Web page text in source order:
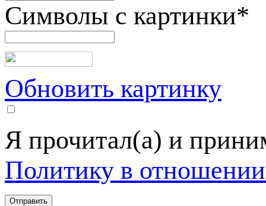
Символы с картинки*
Обновить картинку
Я прочитал(а) и
Политику в